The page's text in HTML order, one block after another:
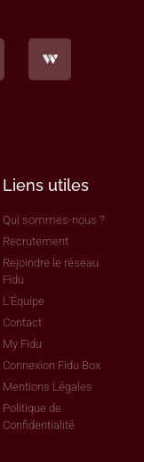
Liens utiles
Qui sommes-nous ?
Recrutement
Rejoindre le réseau
Fidu
L'Équipe
Contact
My Fidu
Connexion Fidu Box
Mentions Légales
Politique de
Confidentialité